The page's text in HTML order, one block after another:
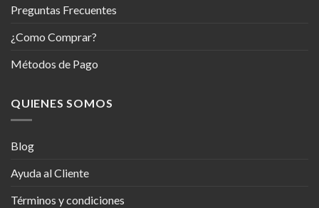
Preguntas Frecuentes
¿Como Comprar?
Métodos de Pago
QUIENES SOMOS
Blog
Ayuda al Cliente
Términos y condiciones